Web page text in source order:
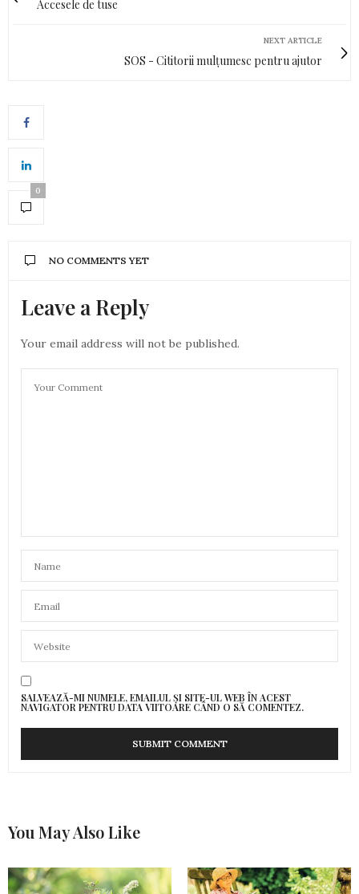
Accesele de tuse
NEXT ARTICLE
SOS - Cititorii mulțumesc pentru ajutor
0
NO COMMENTS YET
Leave a Reply
Your email address will not be published.
SALVEAZĂ-MI NUMELE, EMAILUL ȘI SITE-UL WEB ÎN ACEST
NAVIGATOR PENTRU DATA VIITOARE CÂND O SĂ COMENTEZ.
You May Also Like